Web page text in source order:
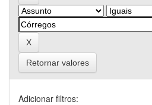
Retornar valores
Adicionar filtros: